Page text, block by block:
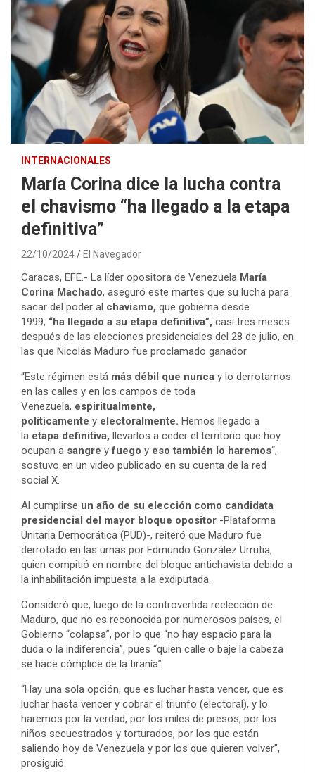
INTERNACIONALES
María Corina dice la lucha contra
el chavismo “ha llegado a la etapa
definitiva”
22/10/2024 El Navegador
Caracas, EFE.- La líder opositora de Venezuela María
Corina Machado, aseguró este martes que su lucha para
sacar del poder al chavismo, que gobierna desde
1999, “ha llegado a su etapa definitiva”, casi tres meses
después de las elecciones presidenciales del 28 de julio, en
las que Nicolás Maduro fue proclamado ganador.
“Este régimen está más débil que nunca y lo derrotamos
en las calles y en los campos de toda
Venezuela, espiritualmente,
políticamente y electoralmente. Hemos llegado a
la etapa definitiva, llevarlos a ceder el territorio que hoy
ocupan a sangre yfuego y eso también lo haremos“,
sostuvo en un video publicado en su cuenta de la red
social X.
Al cumplirse un año de su elección como candidata
presidencial del mayor bloque opositor -Plataforma
Unitaria Democrática (PUD)-, reiteró que Maduro fue
derrotado en las urnas por Edmundo González Urrutia,
quien compitió en nombre del bloque antichavista debido a
la inhabilitación impuesta a la exdiputada.
Consideró que, luego de la controvertida reelección de
Maduro, que no es reconocida por numerosos países, el
Gobierno “colapsa”, por lo que “no hay espacio para la
duda o la indiferencia”, pues “quien calle o baje la cabeza
se hace cómplice de la tiranía”.
“Hay una sola opción, que es luchar hasta vencer, que es
luchar hasta vencer y cobrar el triunfo (electoral), y lo
haremos por la verdad, por los miles de presos, por los
niños secuestrados y torturados, por los que están
saliendo hoy de Venezuela y por los que quieren volver”,
prosiguió.